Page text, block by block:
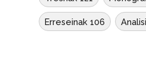
Erreseinak 106